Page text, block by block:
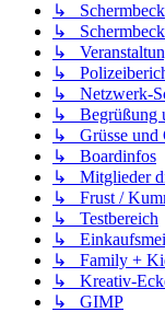
↳ Schermbeck
↳
↳
↳
↳ Netzwerk-
↳ Begrüßung
↳ Grüsse und
↳ Boardinfos
↳ Mitglieder
↳ Frust /
↳ Testbereich
↳
↳ Family +
↳ Kreativ-
↳ GIMP